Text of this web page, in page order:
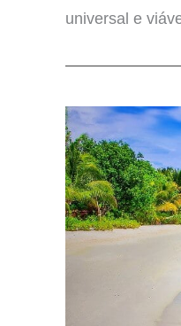
universal e